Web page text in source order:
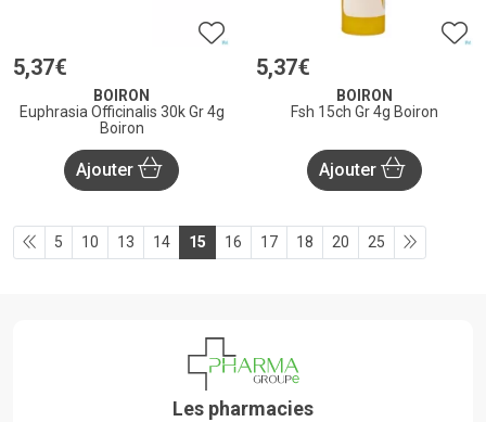
5,37€
BOIRON
Euphrasia Officinalis 30k Gr 4g
Boiron
Ajouter
5,37€
BOIRON
Fsh 15ch Gr 4g Boiron
Ajouter
5 10 13 14 15 16 17 18 20 25
Les pharmacies